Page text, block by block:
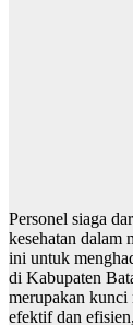
Personel siaga
kesehatan dalam
ini untuk
di Kabupaten
merupakan kunci
efektif dan